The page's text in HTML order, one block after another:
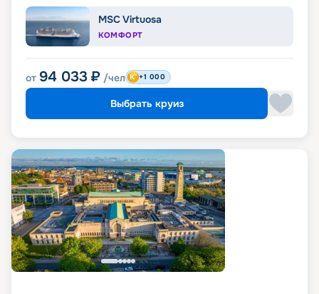
MSC Virtuosa
КОМФОРТ
от 94 033 ₽ /чел +1 000
Выбрать круиз